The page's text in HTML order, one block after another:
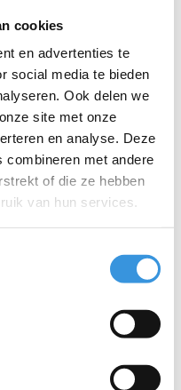
cookies
en advertenties te
social media te bieden
Ook delen we
site met onze
en analyse. Deze
combineren met andere
of die ze hebben
van hun services.
Micro knie en
elleboogbeschermers
€14,95